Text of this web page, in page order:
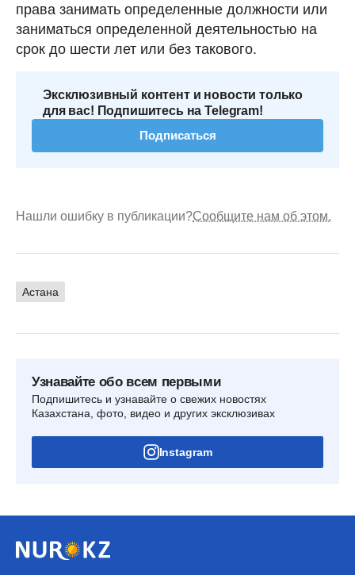
права занимать определенные должности или
заниматься определенной деятельностью на
срок до шести лет или без такового.
Эксклюзивный контент и новости только
для вас! Подпишитесь на Telegram!
Подписаться
Нашли ошибку в публикации?Сообщите нам об этом.
Астана
Узнавайте обо всем первыми
Подпишитесь и узнавайте о свежих новостях
Казахстана, фото, видео и других эксклюзивах
Instagram